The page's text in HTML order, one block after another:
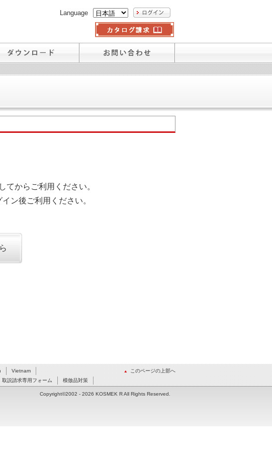
Language
てからご利用ください。
ン後ご利用ください。
このページの上部へ
Vietnam
取説請求専用フォーム 模倣品対策
Copyright©2002 - 2026 KOSMEK R All Rights Reserved.